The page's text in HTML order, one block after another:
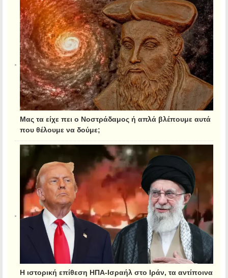
Μας τα είχε πει ο Νοστράδαμος ή απλά βλέπουμε αυτά
που θέλουμε να δούμε;
Η ιστορική επίθεση ΗΠΑ-Ισραήλ στο Ιράν, τα αντίποινα